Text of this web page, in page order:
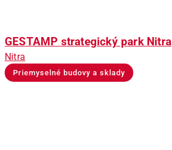
GESTAMP strategický park Nitra
Nitra
Priemyselné budovy a sklady